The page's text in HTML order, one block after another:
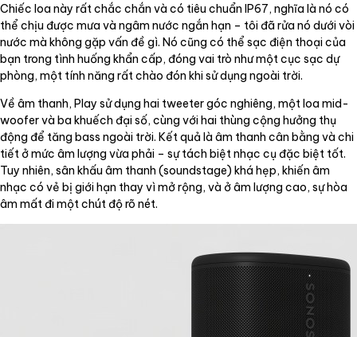
Chiếc loa này rất chắc chắn và có tiêu chuẩn IP67, nghĩa là nó có
thể chịu được mưa và ngâm nước ngắn hạn – tôi đã rửa nó dưới vòi
nước mà không gặp vấn đề gì. Nó cũng có thể sạc điện thoại của
bạn trong tình huống khẩn cấp, đóng vai trò như một cục sạc dự
phòng, một tính năng rất chào đón khi sử dụng ngoài trời.
Về âm thanh, Play sử dụng hai tweeter góc nghiêng, một loa mid-
woofer và ba khuếch đại số, cùng với hai thùng cộng hưởng thụ
động để tăng bass ngoài trời. Kết quả là âm thanh cân bằng và chi
tiết ở mức âm lượng vừa phải – sự tách biệt nhạc cụ đặc biệt tốt.
Tuy nhiên, sân khấu âm thanh (soundstage) khá hẹp, khiến âm
nhạc có vẻ bị giới hạn thay vì mở rộng, và ở âm lượng cao, sự hòa
âm mất đi một chút độ rõ nét.